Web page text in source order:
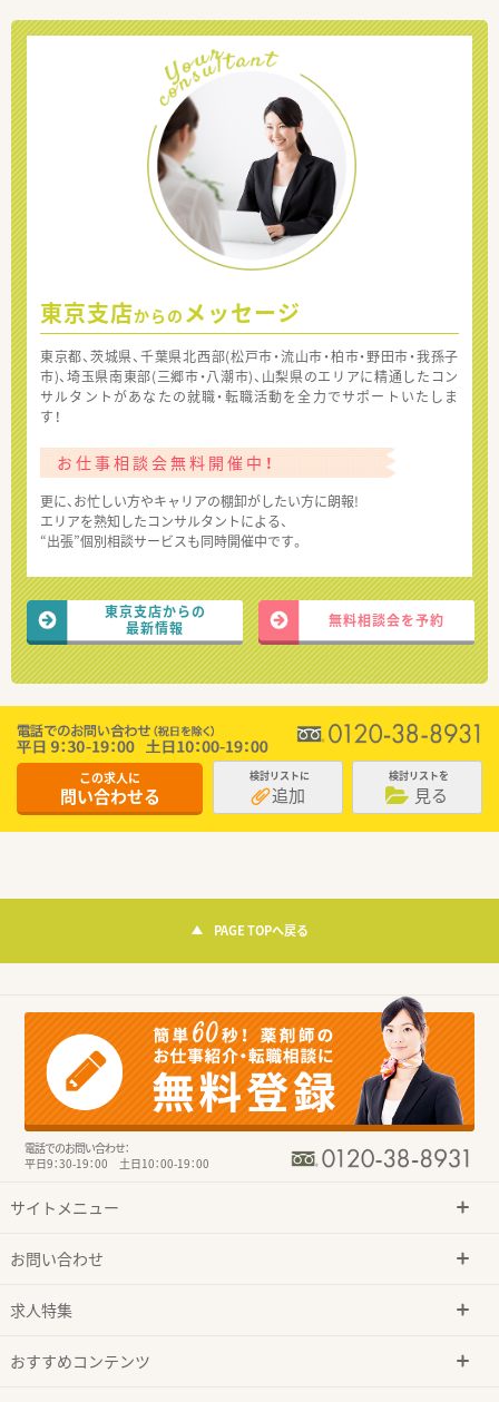
東京支店からの メッセージ
東京都、茨城県、千葉県北西部(松戸市・流山市・柏市・野田市・我孫子
市)、埼玉県南東部(三郷市・八潮市)、山梨県のエリアに精通したコン
サルタントがあなたの就職・転職活動を全力でサポートいたしま
す！
お仕事相談会無料開催中！
更に、お忙しい方やキャリアの棚卸がしたい方に朗報!
エリアを熟知したコンサルタントによる、
“出張”個別相談サービスも同時開催中です。
東京支店からの
最新情報
無料相談会を予約
この求人に
問い合わせる
検討リストに
追加
検討リストを
見る
PAGE TOPへ戻る
電話でのお問い合わせ：
平日9：30-19：00 土日10：00-19：00
サイトメニュー
お問い合わせ
求人特集
おすすめコンテンツ